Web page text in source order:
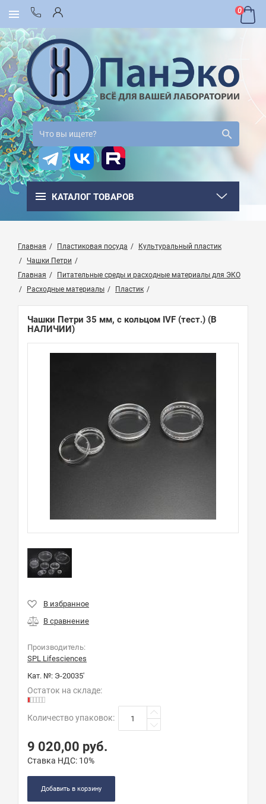
0
КАТАЛОГ ТОВАРОВ
Главная Пластиковая посуда
Культуральный пластик
Чашки Петри
Главная
Питательные среды и расходные материалы для ЭКО
Расходные материалы
Пластик
Чашки Петри 35 мм, с кольцом IVF (тест.) (В
НАЛИЧИИ)
Производитель:
SPL Lifesciences
Кат. №: Э-20035'
Остаток на складе:
Количество упаковок:
9 020,00 руб.
Ставка НДС: 10%
Добавить в корзину